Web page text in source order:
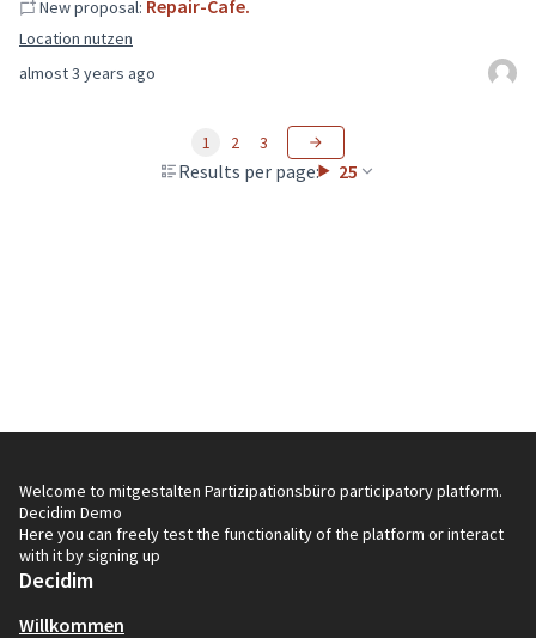
almost 3 years ago
New proposal: Repair-Cafe.
Location nutzen
Results per page: 25
1 2 3
Welcome to mitgestalten Partizipationsbüro participatory platform.
Decidim Demo
Here you can freely test the functionality of the platform or interact
with it by signing up
Decidim
Willkommen